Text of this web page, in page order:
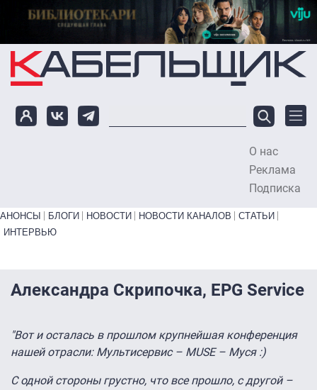
Перейти к основному содержанию
О нас
Реклама
Подписка
Primary links bottom
АНОНСЫ БЛОГИ НОВОСТИ НОВОСТИ КАНАЛОВ
СТАТЬИ
ИНТЕРВЬЮ
Александра Скрипочка, EPG Service
"Вот и осталась в прошлом крупнейшая конференция
нашей отрасли: Мультисервис – MUSE – Муся :)
С одной стороны грустно, что все прошло, с другой –